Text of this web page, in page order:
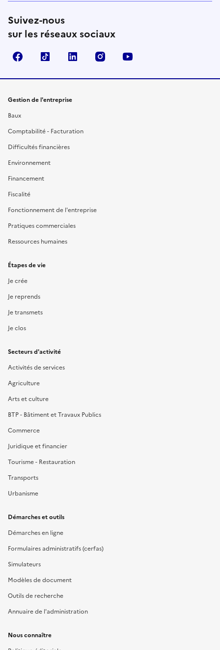
Suivez-nous
sur les réseaux sociaux
FacebookTikTok Linkedin Instagram
Gestion de l'entreprise
Baux
Comptabilité - Facturation
Difficultés financières
Environnement
Financement
Fiscalité
Fonctionnement de l'entreprise
Pratiques commerciales
Ressources humaines
Étapes de vie
Je crée
Je reprends
Je transmets
Je clos
Secteurs d'activité
Activités de services
Agriculture
Arts et culture
BTP - Bâtiment et Travaux Publics
Commerce
Juridique et financier
Tourisme - Restauration
Transports
Urbanisme
Démarches et outils
Démarches en ligne
Formulaires administratifs (cerfas)
Simulateurs
Modèles de document
Outils de recherche
Annuaire de l'administration
Nous connaître